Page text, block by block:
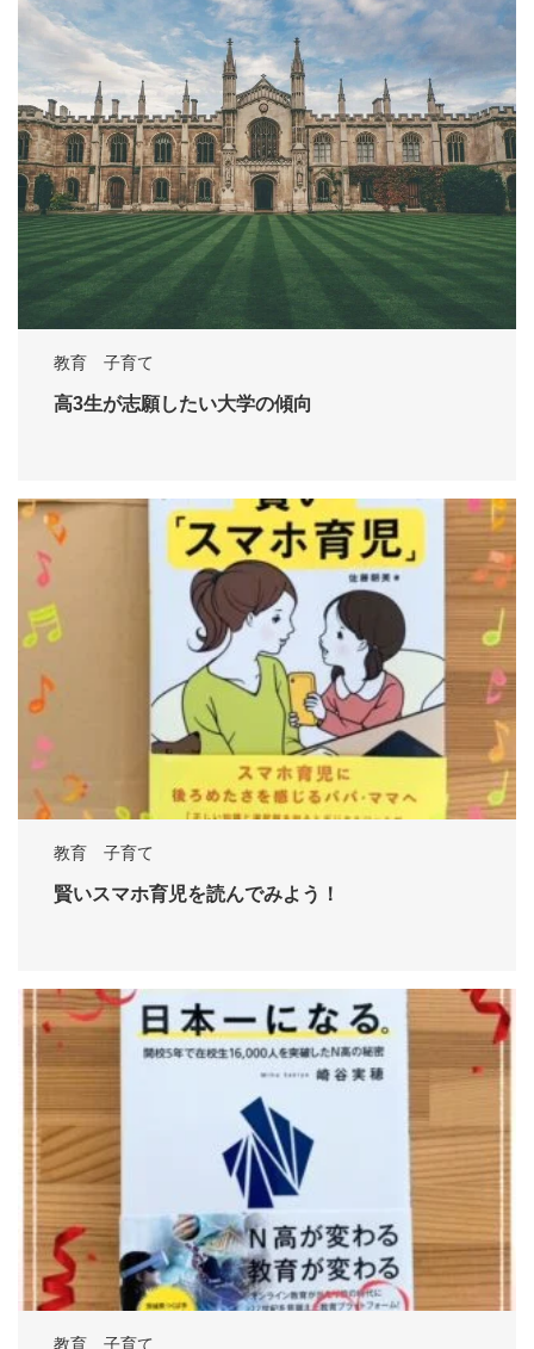
教育 子育て
高3生が志願したい大学の傾向
教育 子育て
賢いスマホ育児を読んでみよう！
教育 子育て